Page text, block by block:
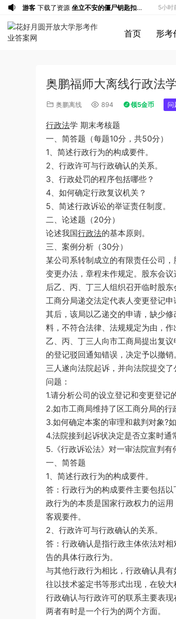
首页 形考
奥鹏福师大离线行政法
奥鹏离线 894 领5金币 问
行政法学 期末考核题
一、简答题（每题10分，共50分）
1、简述行政行为的构成要件。
2、行政许可与行政确认的关系。
3、行政处罚的程序包括哪些？
4、如何确定行政复议机关？
5、简述行政诉讼的举证责任制度。
二、论述题（20分）
论述我国行政法的基本原则。
三、案例分析（30分）
某公司系转制成立的有限责任公司
变更办法，章程未作规定。股东会
后乙、丙、丁三人组织召开临时股
工商分局递交法定代表人变更登记申
其后，该局以乙递交的申请，缺少
料，不符合法律、法规规定为由，作
乙、丙、丁三人向市工商局提出复
的登记驳回通知错误，决定予以撤销。
三人遂向法院起诉，并向法院提交了
问题：
1.请分析公司的设立登记和变更登记
2.如市工商局维持了区工商分局的行
3.如何确定本案的审理和裁判对象?
4.法院接到起诉状决定是否立案时通
5.《行政诉讼法》对一审法院宣判有
一、简答题
1、简述行政行为的构成要件。
答：行政行为的构成要件主要包括
政行为的本质是国家行政权力的运
客观要件。
2、行政许可与行政确认的关系。
答：行政确认是指行政主体依法对
告的具体行政行为。
与其他行政行为相比，行政确认具
往以技术鉴定书等形式出现，在较
行政确认与行政许可的联系主要表
两者有时是一个行为的两个方面。
游客 下载了资源 坐立不安的僵尸钥匙扣
3d打印图纸
5小时
游客下载了资源2009年广东公务员考试
《行测》真题答案及解析
游客下载了资源
2004年广东公务员考试
7小时
《行测》三卷答案及解析
下载了资源2015年黑龙江公务员考
10小时
11小时
12小时
u*******签到打卡，获得1元奖励
下载了资源2009年黑龙江省申论
（A卷）真题及参考答案
14小时前
u*******签到打卡，获得1元奖励
下载了资源
2013年广东公务员考试
《行测》三卷答案及解析
下载了资源
2019年浙江公务员考试
《申论》真题（B卷）及参考答案
下载了资源2015年黑龙江公务员考
试《行测》卷答案及解析
4小时前
下载了资源2020年1011新疆公务员
考试《行测》真题参考答案及解析
下载了资源2020年0822贵州公务
员考试《行测》真题参考答案及解析